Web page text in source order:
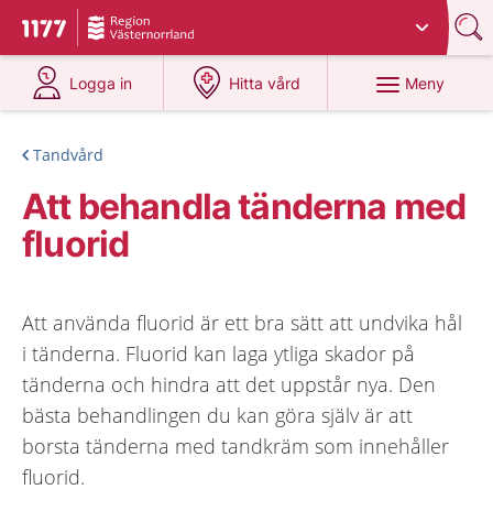
Till startsidan för 1177
Du har valt region
Logga in
på 1177.se
Hitta vård
på 1177.se
Meny
Tandvård
Att behandla tänderna med
fluorid
Att använda fluorid är ett bra sätt att undvika hål
i tänderna. Fluorid kan laga ytliga skador på
tänderna och hindra att det uppstår nya. Den
bästa behandlingen du kan göra själv är att
borsta tänderna med tandkräm som innehåller
fluorid.